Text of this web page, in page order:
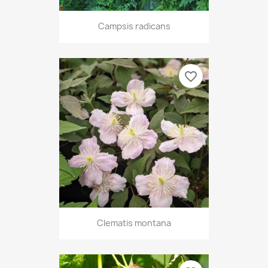
Campsis radicans
Clematis montana
favorite_border